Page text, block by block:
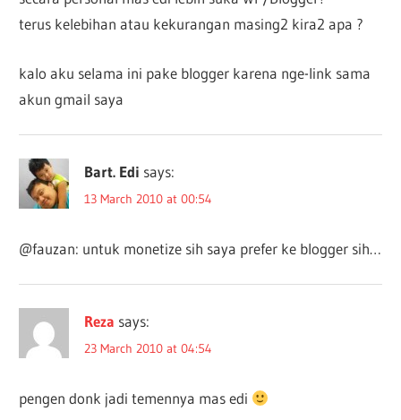
terus kelebihan atau kekurangan masing2 kira2 apa ?
kalo aku selama ini pake blogger karena nge-link sama
akun gmail saya
Bart. Edi says:
13 March 2010 at 00:54
@fauzan: untuk monetize sih saya prefer ke blogger sih…
Reza says:
23 March 2010 at 04:54
pengen donk jadi temennya mas edi